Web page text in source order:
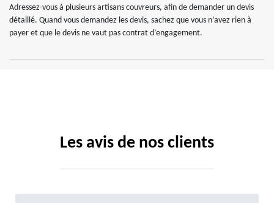
Adressez-vous à plusieurs artisans couvreurs, afin de demander un devis
détaillé. Quand vous demandez les devis, sachez que vous n’avez rien à
payer et que le devis ne vaut pas contrat d’engagement.
Les avis de nos clients